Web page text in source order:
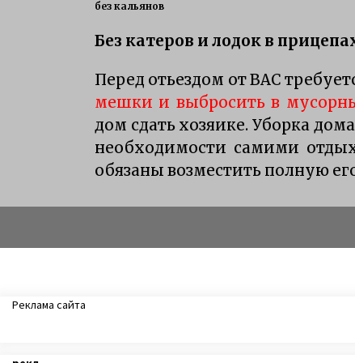
без кальянов
Без катеров и лодок в
Перед отьездом от ВАС
мешки и выбросить в
дом сдать хозяике. Уборка
необходимости самими
обязаны возместить полную
Реклама сайта